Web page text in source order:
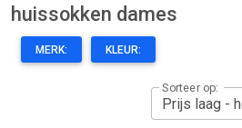
huissokken dames
MERK: KLEUR:
Sorteer op: